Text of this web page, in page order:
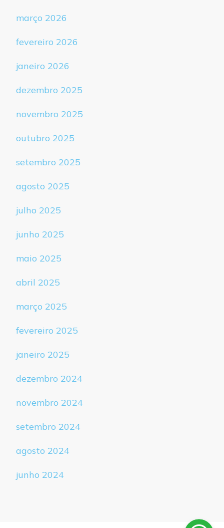
março 2026
fevereiro 2026
janeiro 2026
dezembro 2025
novembro 2025
outubro 2025
setembro 2025
agosto 2025
julho 2025
junho 2025
maio 2025
abril 2025
março 2025
fevereiro 2025
janeiro 2025
dezembro 2024
novembro 2024
setembro 2024
agosto 2024
junho 2024